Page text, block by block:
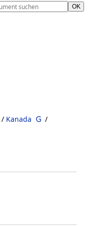
/ Kanada
/